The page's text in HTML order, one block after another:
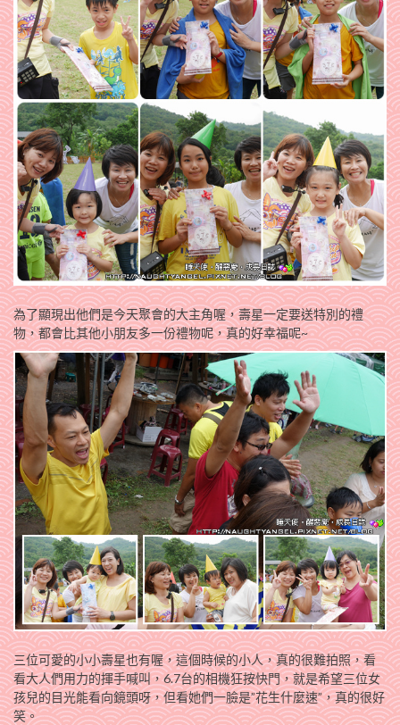
為了顯現出他們是今天聚會的大主角喔，壽星一定要送特別的禮
物，都會比其他小朋友多一份禮物呢，真的好幸福呢~
三位可愛的小小壽星也有喔，這個時候的小人，真的很難拍照，看
看大人們用力的揮手喊叫，6.7台的相機狂按快門，就是希望三位女
孩兒的目光能看向鏡頭呀，但看她們一臉是”花生什麼速”，真的很好
笑。